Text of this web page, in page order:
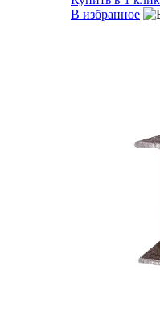
В избранное